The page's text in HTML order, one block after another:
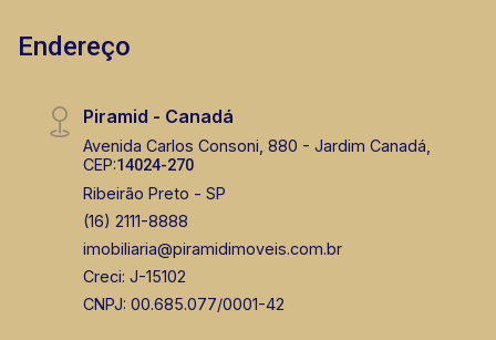
Endereço
Piramid - Canadá
Avenida Carlos Consoni, 880 - Jardim Canadá,
CEP:14024-270
Ribeirão Preto - SP
(16) 2111-8888
imobiliaria@piramidimoveis.com.br
Creci: J-15102
CNPJ: 00.685.077/0001-42